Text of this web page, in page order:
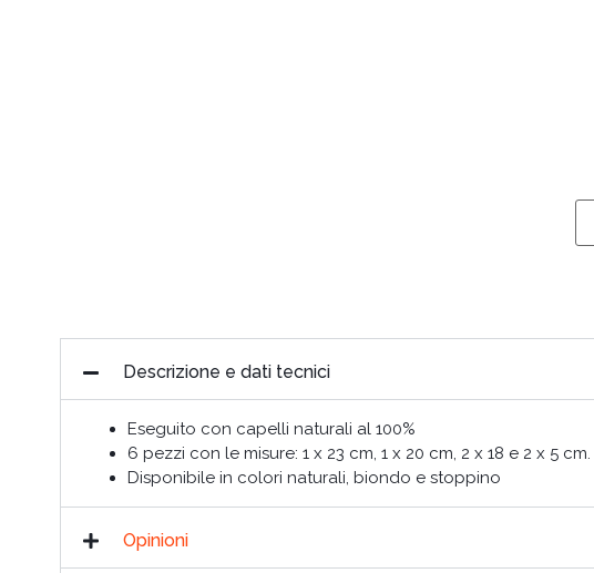
Descrizione e dati tecnici
Eseguito con capelli naturali al 100%
6 pezzi con le misure: 1 x 23 cm, 1 x 20 cm, 2 x 18 e 2 x 5 cm.
Disponibile in colori naturali, biondo e stoppino
Opinioni